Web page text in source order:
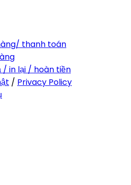
thanh toán
in lại / hoàn tiền
/ Privacy Policy